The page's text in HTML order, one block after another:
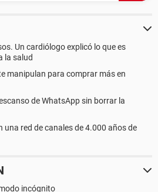
Un cardiólogo explicó lo que es
la salud
manipulan para comprar más en
de WhatsApp sin borrar la
una red de canales de 4.000 años de
incógnito